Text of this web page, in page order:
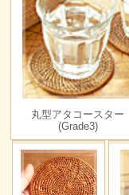
丸型アタコースター
(Grade3)